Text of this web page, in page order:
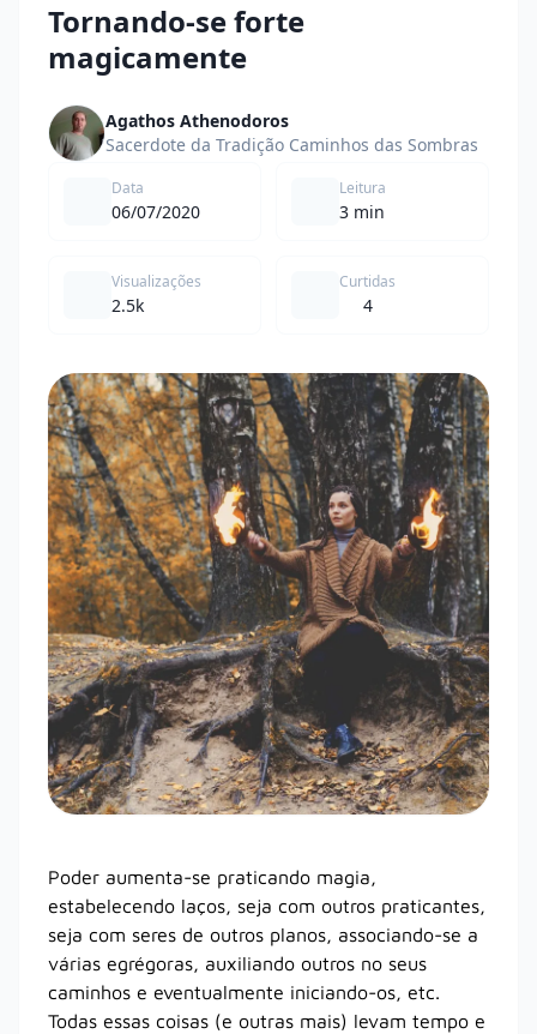
Tornando-se forte
magicamente
Agathos Athenodoros
Sacerdote da Tradição Caminhos das Sombras
Data
06/07/2020
Leitura
3 min
Visualizações
2.5k
Curtidas
4
Poder aumenta-se praticando magia,
estabelecendo laços, seja com outros praticantes,
seja com seres de outros planos, associando-se a
várias egrégoras, auxiliando outros no seus
caminhos e eventualmente iniciando-os, etc.
Todas essas coisas (e outras mais) levam tempo e